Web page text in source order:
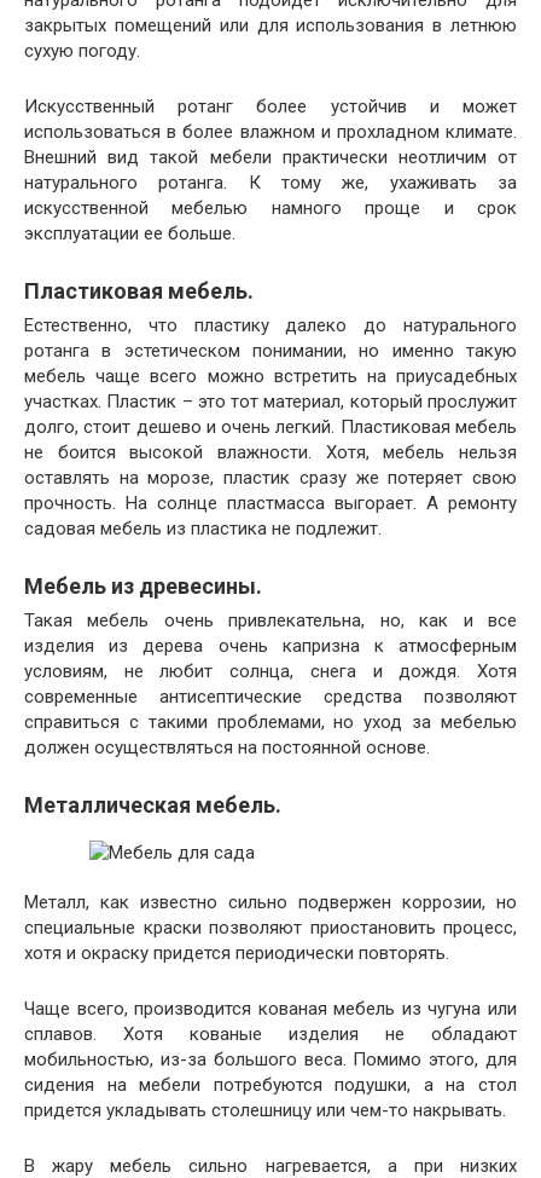
закрытых помещений или для использования в летнюю
сухую погоду.
Искусственный ротанг более устойчив и может
использоваться в более влажном и прохладном климате.
Внешний вид такой мебели практически неотличим от
натурального ротанга. К тому же, ухаживать за
искусственной мебелью намного проще и срок
эксплуатации ее больше.
Пластиковая мебель.
Естественно, что пластику далеко до натурального
ротанга в эстетическом понимании, но именно такую
мебель чаще всего можно встретить на приусадебных
участках. Пластик – это тот материал, который прослужит
долго, стоит дешево и очень легкий. Пластиковая мебель
не боится высокой влажности. Хотя, мебель нельзя
оставлять на морозе, пластик сразу же потеряет свою
прочность. На солнце пластмасса выгорает. А ремонту
садовая мебель из пластика не подлежит.
Мебель из древесины.
Такая мебель очень привлекательна, но, как и все
изделия из дерева очень капризна к атмосферным
условиям, не любит солнца, снега и дождя. Хотя
современные антисептические средства позволяют
справиться с такими проблемами, но уход за мебелью
должен осуществляться на постоянной основе.
Металлическая мебель.
Металл, как известно сильно подвержен коррозии, но
специальные краски позволяют приостановить процесс,
хотя и окраску придется периодически повторять.
Чаще всего, производится кованая мебель из чугуна или
сплавов. Хотя кованые изделия не обладают
мобильностью, из-за большого веса. Помимо этого, для
сидения на мебели потребуются подушки, а на стол
придется укладывать столешницу или чем-то накрывать.
В жару мебель сильно нагревается, а при низких